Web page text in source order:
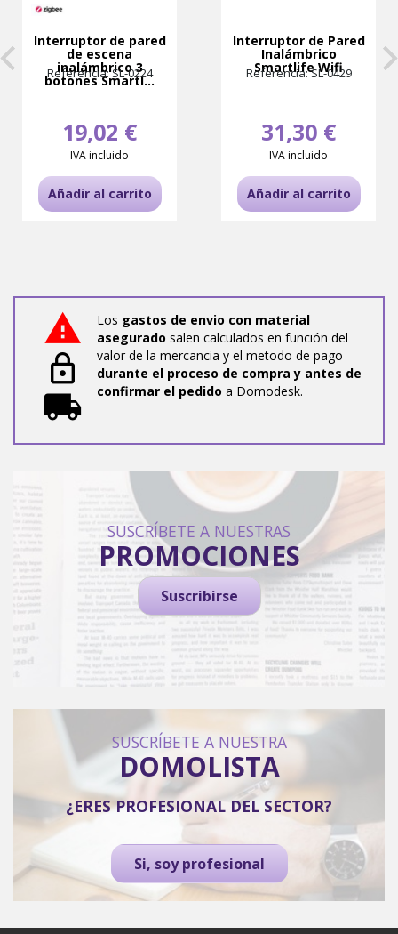
Interruptor de pared
de escena
inalámbrico 3
botones Smartl...
Referencia: SL-0224
19,02 €
IVA incluido
Añadir al carrito
Interruptor de Pared
Inalámbrico
Smartlife Wifi
Referencia: SL-0429
31,30 €
IVA incluido
Añadir al carrito
Los gastos de envio con material
asegurado salen calculados en función del
valor de la mercancia y el metodo de pago
durante el proceso de compra y antes de
confirmar el pedido a Domodesk.
SUSCRÍBETE A NUESTRAS
PROMOCIONES
Suscribirse
SUSCRÍBETE A NUESTRA
DOMOLISTA
¿ERES PROFESIONAL DEL SECTOR?
Si, soy profesional